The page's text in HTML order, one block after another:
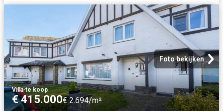
Foto bekijken
Villa·te koop
€ 415.000€ 2.694/m²